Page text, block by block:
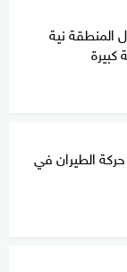
المنطقة نية
كبيرة
الطيران في